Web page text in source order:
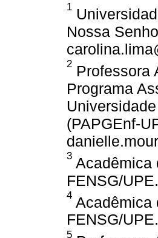
1
Nossa
2 Professora
Programa
(PAPGEnf-
3 Acadêmica
FENSG/
4 Acadêmica
FENSG/
5